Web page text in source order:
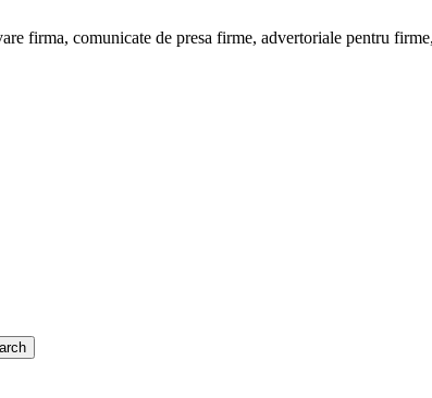
firma, comunicate de presa firme, advertoriale pentru